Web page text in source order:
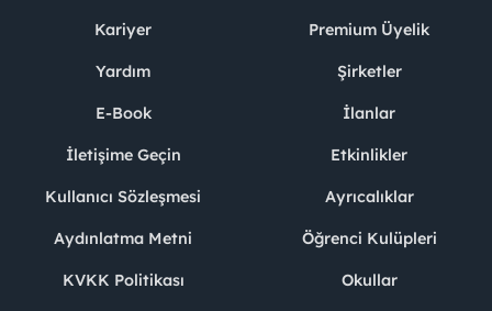
Kariyer
Yardım
E-Book
İletişime Geçin
Kullanıcı Sözleşmesi
Aydınlatma Metni
KVKK Politikası
Premium Üyelik
Şirketler
İlanlar
Etkinlikler
Ayrıcalıklar
Öğrenci Kulüpleri
Okullar